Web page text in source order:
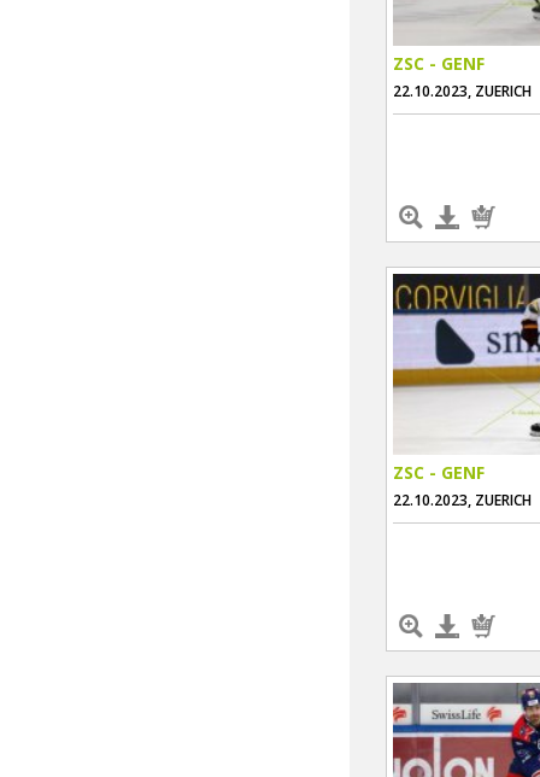
ZSC - GENF
22.10.2023, ZUERICH
ZSC - GENF
22.10.2023, ZUERICH